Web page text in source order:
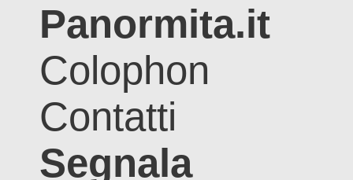
Panormita.it
Colophon
Contatti
Segnala